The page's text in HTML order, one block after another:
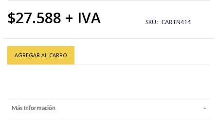
$27.588 SKU CARTN414
AGREGAR AL CARRO
Más Información